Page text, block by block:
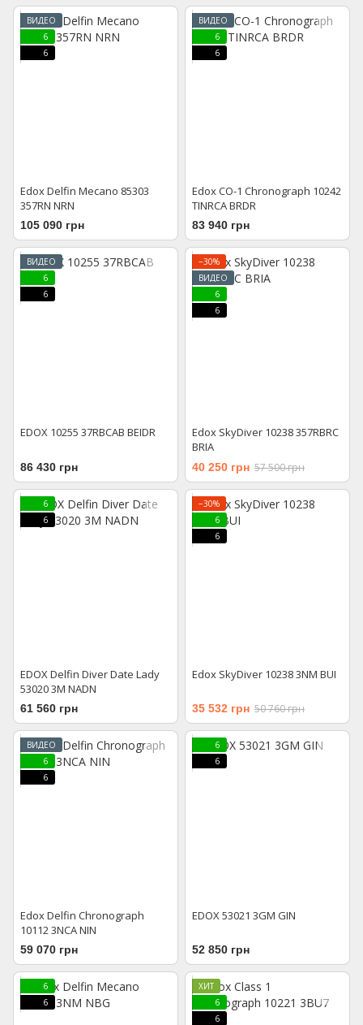
ВИДЕО
6
6
Edox Delfin Mecano 85303
357RN NRN
105 090 грн
ВИДЕО
6
6
Edox CO-1 Chronograph 10242
TINRCA BRDR
83 940 грн
ВИДЕО
6
6
EDOX 10255 37RBCAB BEIDR
86 430 грн
−30%
ВИДЕО
6
6
Edox SkyDiver 10238 357RBRC
BRIA
40 250 грн 57 500 грн
6
6
EDOX Delfin Diver Date Lady
53020 3M NADN
61 560 грн
−30%
6
6
Edox SkyDiver 10238 3NM BUI
35 532 грн 50 760 грн
ВИДЕО
6
6
Edox Delfin Chronograph
10112 3NCA NIN
59 070 грн
6
6
EDOX 53021 3GM GIN
52 850 грн
6
6
ХИТ
6
6